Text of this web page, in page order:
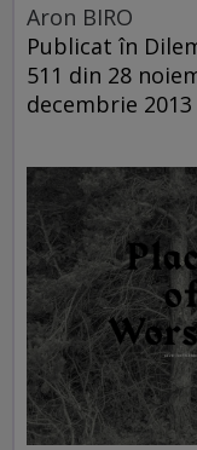
Aron BIRO
Publicat în
511 din 28
decembrie 2013